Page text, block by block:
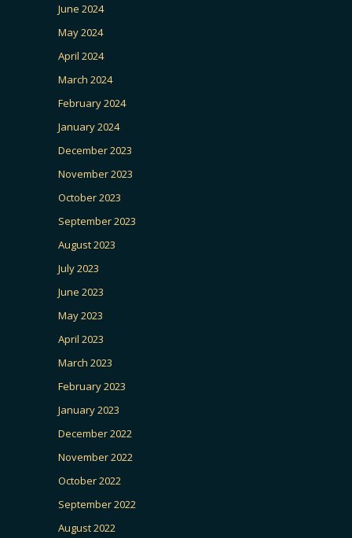
June 2024
May 2024
April 2024
March 2024
February 2024
January 2024
December 2023
November 2023
October 2023
September 2023
August 2023
July 2023
June 2023
May 2023
April 2023
March 2023
February 2023
January 2023
December 2022
November 2022
October 2022
September 2022
August 2022